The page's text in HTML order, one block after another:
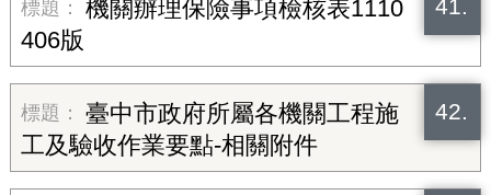
41.
機關辦理保險事項檢核表1110
406版
42.
臺中市政府所屬各機關工程施
工及驗收作業要點-相關附件